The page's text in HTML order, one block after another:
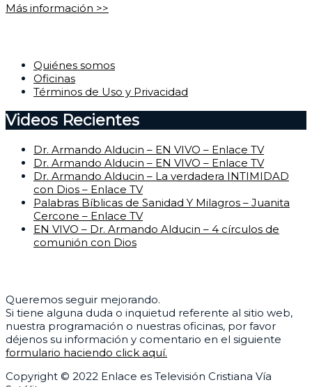
Más información >>
Quiénes somos
Oficinas
Términos de Uso y Privacidad
Videos Recientes
Dr. Armando Alducin – EN VIVO – Enlace TV
Dr. Armando Alducin – EN VIVO – Enlace TV
Dr. Armando Alducin – La verdadera INTIMIDAD
con Dios – Enlace TV
Palabras Bíblicas de Sanidad Y Milagros – Juanita
Cercone – Enlace TV
EN VIVO – Dr. Armando Alducin – 4 círculos de
comunión con Dios
Queremos seguir mejorando.
Si tiene alguna duda o inquietud referente al sitio web,
nuestra programación o nuestras oficinas, por favor
déjenos su información y comentario en el siguiente
formulario haciendo click aquí.
Copyright © 2022 Enlace es Televisión Cristiana Vía